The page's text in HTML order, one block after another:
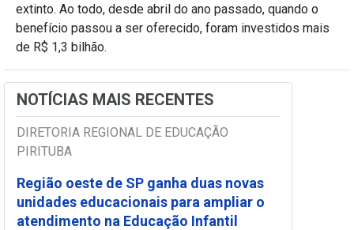
extinto. Ao todo, desde abril do ano passado, quando o
benefício passou a ser oferecido, foram investidos mais
de R$ 1,3 bilhão.
NOTÍCIAS MAIS RECENTES
DIRETORIA REGIONAL DE EDUCAÇÃO
PIRITUBA
Região oeste de SP ganha duas novas
unidades educacionais para ampliar o
atendimento na Educação Infantil